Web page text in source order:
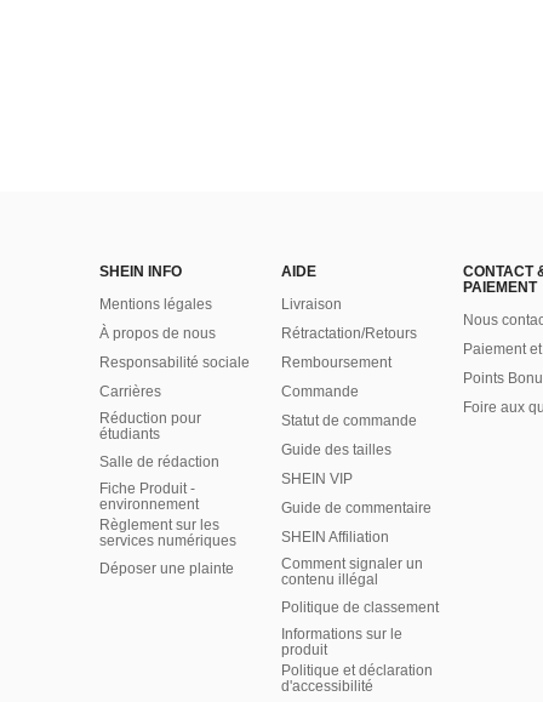
SHEIN INFO
Mentions légales
À propos de nous
Responsabilité sociale
Carrières
Réduction pour
étudiants
Salle de rédaction
Fiche Produit -
environnement
Règlement sur les
services numériques
Déposer une plainte
AIDE
Livraison
Rétractation/Retours
Remboursement
Commande
Statut de commande
Guide des tailles
SHEIN VIP
Guide de commentaire
SHEIN Affiliation
Comment signaler un
contenu illégal
Politique de classement
Informations sur le
produit
Politique et déclaration
d'accessibilité
CONTACT
PAIEMENT
Nous
Paiement
Points
Foire aux